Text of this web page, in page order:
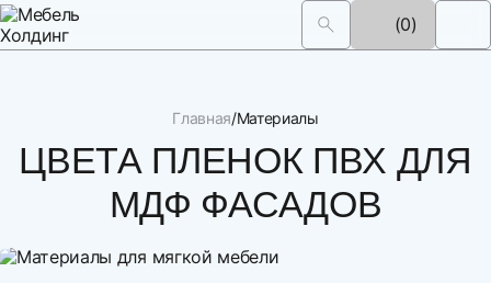
(0)
Главная Материалы
ЦВЕТА ПЛЕНОК ПВХ ДЛЯ
МДФ ФАСАДОВ